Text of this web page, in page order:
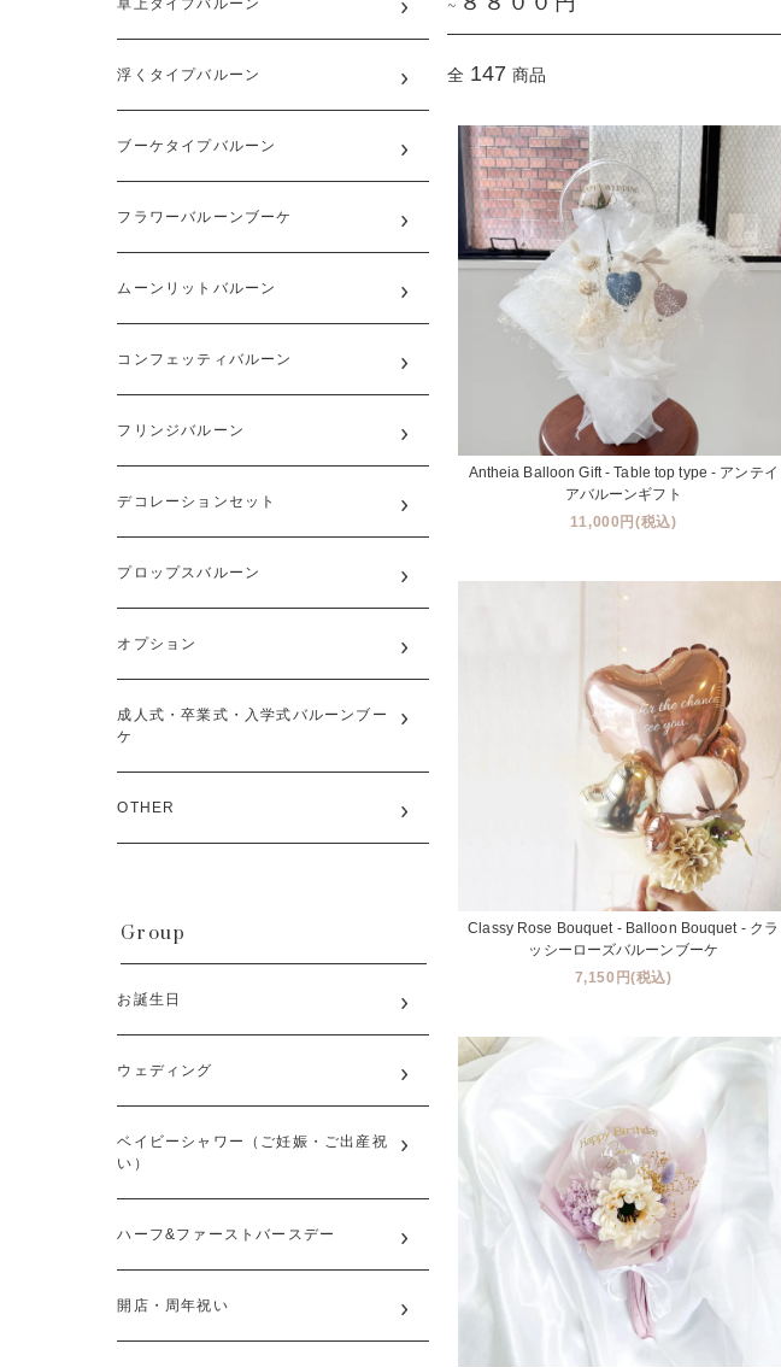
全 147 商品
Antheia Balloon Gift - Table top type - アンテイ
アバルーンギフト
11,000円(税込)
Classy Rose Bouquet - Balloon Bouquet - クラ
ッシーローズバルーンブーケ
7,150円(税込)
卓上タイプバルーン
浮くタイプバルーン
ブーケタイプバルーン
フラワーバルーンブーケ
ムーンリットバルーン
コンフェッティバルーン
フリンジバルーン
デコレーションセット
プロップスバルーン
オプション
成人式・卒業式・入学式バルーンブー
ケ
OTHER
Group
お誕生日
ウェディング
ベイビーシャワー（ご妊娠・ご出産祝
い）
ハーフ&ファーストバースデー
開店・周年祝い